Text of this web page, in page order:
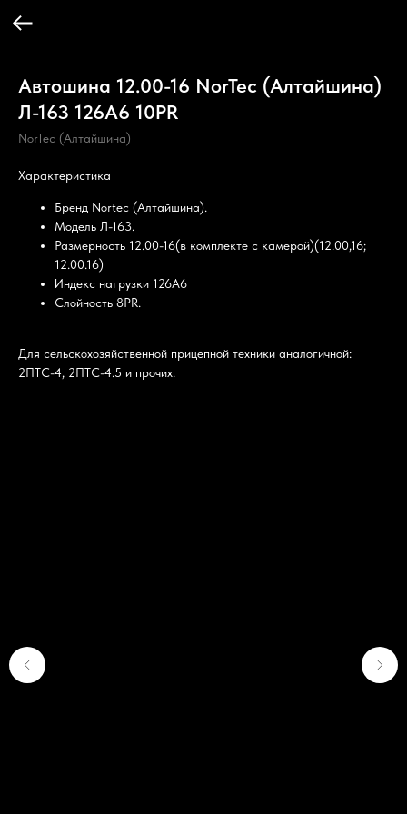
Автошина 12.00-16 NorTec (Алтайшина)
Л-163 126A6 10PR
NorTec (Алтайшина)
Характеристика
Бренд Nortec (Алтайшина).
Модель Л-163.
Размерность 12.00-16(в комплекте с камерой)(12.00,16;
12.00.16)
Индекс нагрузки 126А6
Слойность 8PR.
Для сельскохозяйственной прицепной техники аналогичной:
2ПТС-4, 2ПТС-4.5 и прочих.